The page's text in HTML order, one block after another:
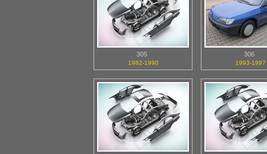
305
1982-1990
306
1993-1997